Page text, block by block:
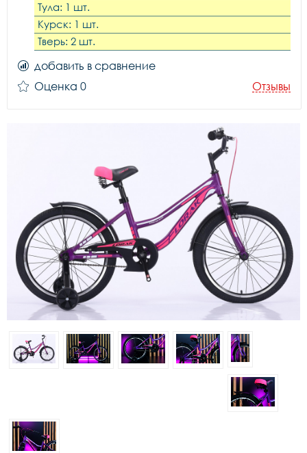
Тула: 1 шт.
Курск: 1 шт.
Тверь: 2 шт.
добавить в сравнение
Оценка 0
Отзывы